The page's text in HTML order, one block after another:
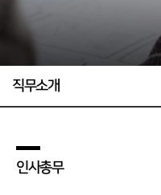
직무소개
인사총무